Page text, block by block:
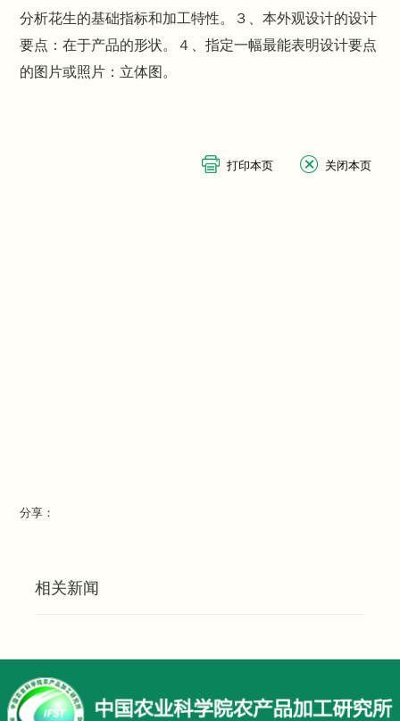
分析花生的基础指标和加工特性。３、本外观设计的设计
要点：在于产品的形状。４、指定一幅最能表明设计要点
的图片或照片：立体图。
分享：
相关新闻